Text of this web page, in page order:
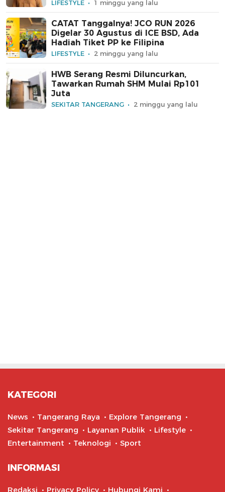
LIFESTYLE 1 minggu yang lalu
CATAT Tanggalnya! JCO RUN 2026
Digelar 30 Agustus di ICE BSD, Ada
Hadiah Tiket PP ke Filipina
LIFESTYLE 2 minggu yang lalu
HWB Serang Resmi Diluncurkan,
Tawarkan Rumah SHM Mulai Rp101
Juta
SEKITAR TANGERANG 2 minggu yang lalu
KATEGORI
News Tangerang Raya
Explore Tangerang
Sekitar Tangerang
Layanan Publik
Lifestyle
Entertainment
Teknologi Sport
INFORMASI
Redaksi Privacy Policy Hubungi Kami